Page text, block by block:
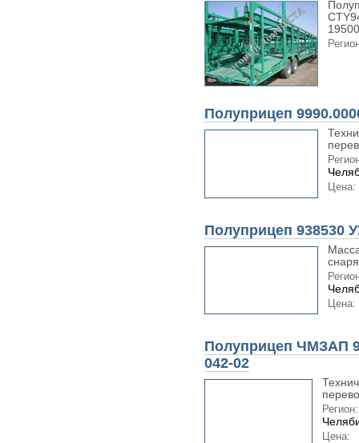
Полуприцеп
Цена:
Полуприцеп 938530
Цена:
Полуприцеп ЧМЗАП
042-02
Регион:
Цена: